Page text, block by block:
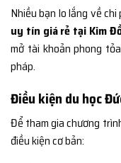
Nhiều bạn lo lắng về
uy tín giá rẻ tại Kim
mở tài khoản phong
pháp.
Điều kiện du học
Để tham gia chương
điều kiện cơ bản: